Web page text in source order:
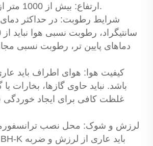
ارتفاع: بیش از 1000 متر از سطح دریا نباشد.
دماهای پایین تر، رطوبت نسبی
کیفیت هوا: هوای اطراف باید
باشد. نباید حاوی گازها، بخارات یا
غلظت کافی برای ایجاد
لرزش و شوک: محل نصب